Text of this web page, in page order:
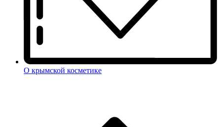
О крымской косметике